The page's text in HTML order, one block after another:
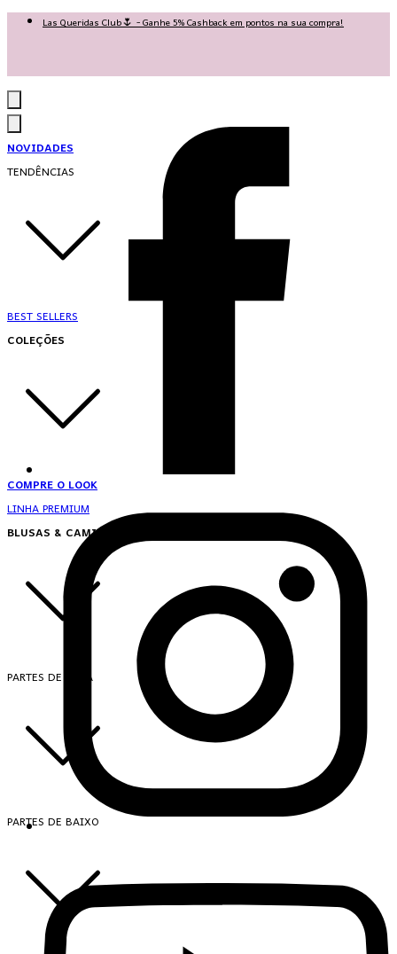
Las Queridas Club🌷 - Ganhe 5% Cashback em pontos na sua compra!
NOVIDADES
TENDÊNCIAS
BEST SELLERS
COLEÇÕES
COMPRE O LOOK
LINHA PREMIUM
BLUSAS & CAMISAS
PARTES DE CIMA
PARTES DE BAIXO